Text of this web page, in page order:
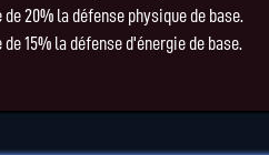
20% la défense physique de base.
15% la défense d'énergie de base.